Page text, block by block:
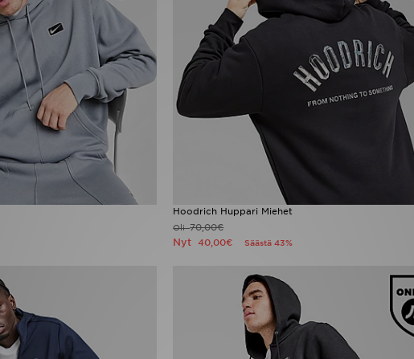
Hoodrich Huppari Miehet
Oli70,00€
Nyt40,00€ Säästä 43%